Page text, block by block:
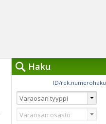
Haku
ID/rek.numerohaku